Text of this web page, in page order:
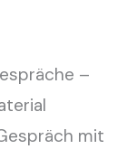
–
mit